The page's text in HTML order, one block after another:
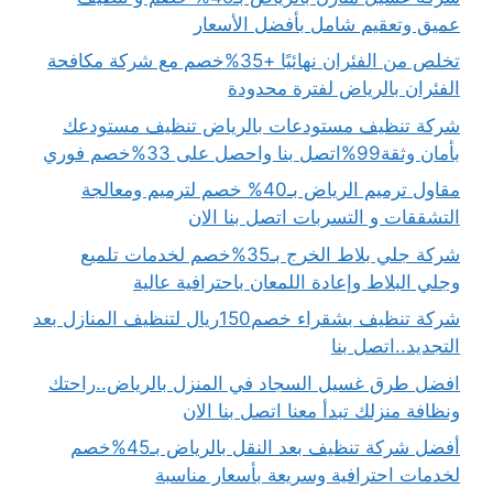
عميق وتعقيم شامل بأفضل الأسعار
تخلص من الفئران نهائيًا +35%خصم مع شركة مكافحة
الفئران بالرياض لفترة محدودة
شركة تنظيف مستودعات بالرياض تنظيف مستودعك
بأمان وثقة99%اتصل بنا واحصل على 33%خصم فوري
مقاول ترميم الرياض بـ40% خصم لترميم ومعالجة
التشققات و التسربات اتصل بنا الان
شركة جلي بلاط الخرج بـ35%خصم لخدمات تلميع
وجلي البلاط وإعادة اللمعان باحترافية عالية
شركة تنظيف بشقراء خصم150ريال لتنظيف المنازل بعد
التجديد..اتصل بنا
افضل طرق غسيل السجاد في المنزل بالرياض..راحتك
ونظافة منزلك تبدأ معنا اتصل بنا الان
أفضل شركة تنظيف بعد النقل بالرياض بـ45%خصم
لخدمات احترافية وسريعة بأسعار مناسبة